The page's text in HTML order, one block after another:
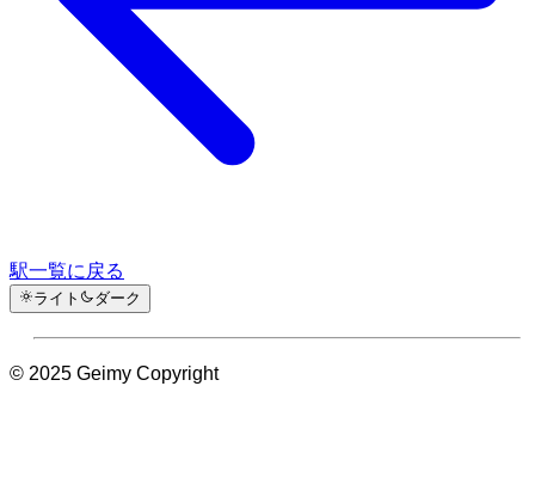
駅一覧に戻る
ライト ダーク
© 2025 Geimy Copyright